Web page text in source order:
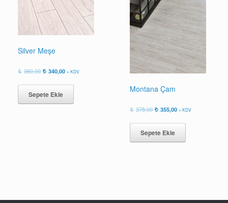
Silver Meşe
360,00 Orijinal
360,00.
340,00Şu
fiyat:
+ KDV
Sepete Ekle
Montana Çam
375,00 Orijinal
375,00.
355,00Şu
fiyat:
+ KDV
Sepete Ekle